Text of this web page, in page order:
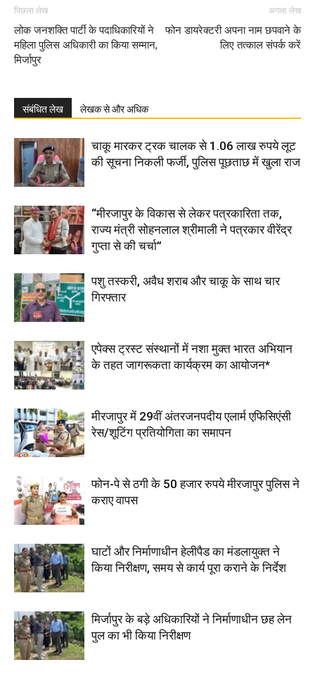
पिछला लेख
लोक जनशक्ति पार्टी के पदाधिकारियों ने
महिला पुलिस अधिकारी का किया सम्मान,
मिर्जापुर
अगला लेख
फोन डायरेक्टरी अपना नाम छपवाने के
लिए तत्काल संपर्क करें
संबंधित लेख लेखक से और अधिक
चाकू मारकर ट्रक चालक से 1.06 लाख रुपये लूट
की सूचना निकली फर्जी, पुलिस पूछताछ में खुला राज
“मीरजापुर के विकास से लेकर पत्रकारिता तक,
राज्य मंत्री सोहनलाल श्रीमाली ने पत्रकार वीरेंद्र
गुप्ता से की चर्चा”
पशु तस्करी, अवैध शराब और चाकू के साथ चार
गिरफ्तार
एपेक्स ट्रस्ट संस्थानों में नशा मुक्त भारत अभियान
के तहत जागरूकता कार्यक्रम का आयोजन*
मीरजापुर में 29वीं अंतरजनपदीय एलार्म एफिसिएंसी
रेस/शूटिंग प्रतियोगिता का समापन
फोन-पे से ठगी के 50 हजार रुपये मीरजापुर पुलिस ने
कराए वापस
घाटों और निर्माणाधीन हेलीपैड का मंडलायुक्त ने
किया निरीक्षण, समय से कार्य पूरा कराने के निर्देश
मिर्जापुर के बड़े अधिकारियों ने निर्माणाधीन छह लेन
पुल का भी किया निरीक्षण